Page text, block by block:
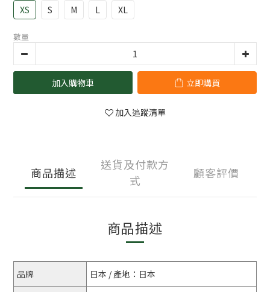
XS S M L XL
數量
加入購物車 立即購買
加入追蹤清單
商品描述
送貨及付款方
式
顧客評價
商品描述
品牌 日本 / 產地：日本